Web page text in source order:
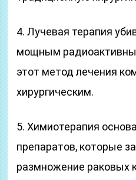
4. Лучевая терапия
мощным
этот метод лечения
хирургическим.
5. Химиотерапия
препаратов, которые
размножение раковых